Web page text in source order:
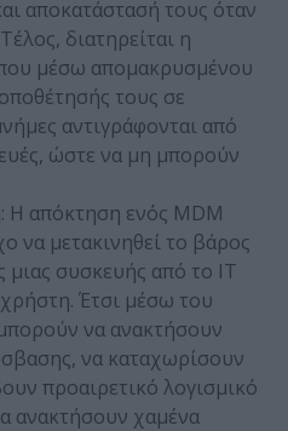
αποκατάστασή τους όταν
διατηρείται η
μέσω απομακρυσμένου
τους σε
αντιγράφονται από
ώστε να μη μπορούν
Η απόκτηση ενός MDM
να μετακινηθεί το βάρος
συσκευής από το ΙΤ
Έτσι μέσω του
να ανακτήσουν
να καταχωρίσουν
προαιρετικό λογισμικό
ανακτήσουν χαμένα